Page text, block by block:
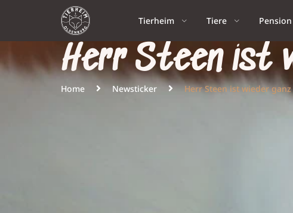
Tierheim Tiere Pension
Herr Steen ist
Home Newsticker Herr Steen ist wieder